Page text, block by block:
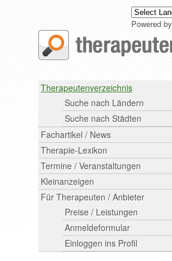
Powered by
Therapeutenverzeichnis
Suche nach Ländern
Suche nach Städten
Fachartikel / News
Therapie-Lexikon
Termine / Veranstaltungen
Kleinanzeigen
Für Therapeuten / Anbieter
Preise / Leistungen
Anmeldeformular
Einloggen ins Profil